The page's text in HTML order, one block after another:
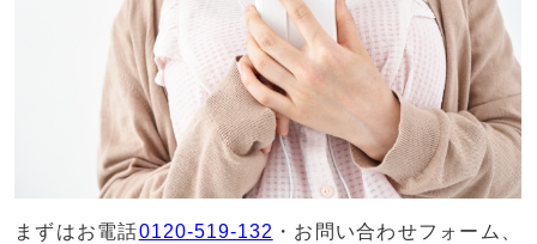
まずはお電話0120-519-132 ・お問い合わせフォーム、